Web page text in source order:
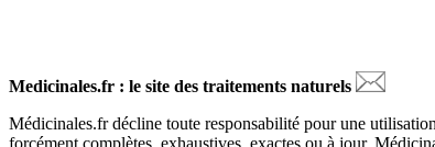
Medicinales.fr : le site des traitements naturels
Médicinales.fr décline toute responsabilité pour une